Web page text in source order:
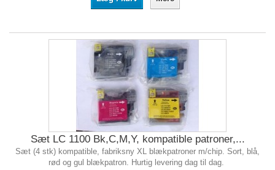
Sæt LC 1100 Bk,C,M,Y, kompatible patroner,...
Sæt (4 stk) kompatible, fabriksny XL blækpatroner m/chip. Sort, blå,
rød og gul blækpatron. Hurtig levering dag til dag.